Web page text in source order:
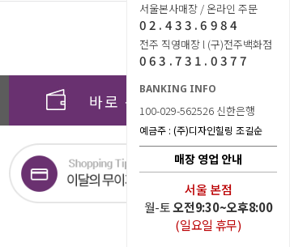
990,000원
바로 구매하기
서울본사매장 / 온라인 주문
02.433.6984
전주 직영매장 l (구)전주백화점
063.731.0377
BANKING INFO
100-029-562526 신한은행
예금주 : (주)디자인힐링 조길순
매장 영업 안내
서울 본점
월-토오전9:30~오후8:00
(일요일 휴무)